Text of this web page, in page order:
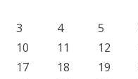
3
4 5
10
11 12
17
18 19